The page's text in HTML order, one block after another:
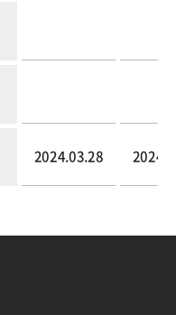
2024.03.28